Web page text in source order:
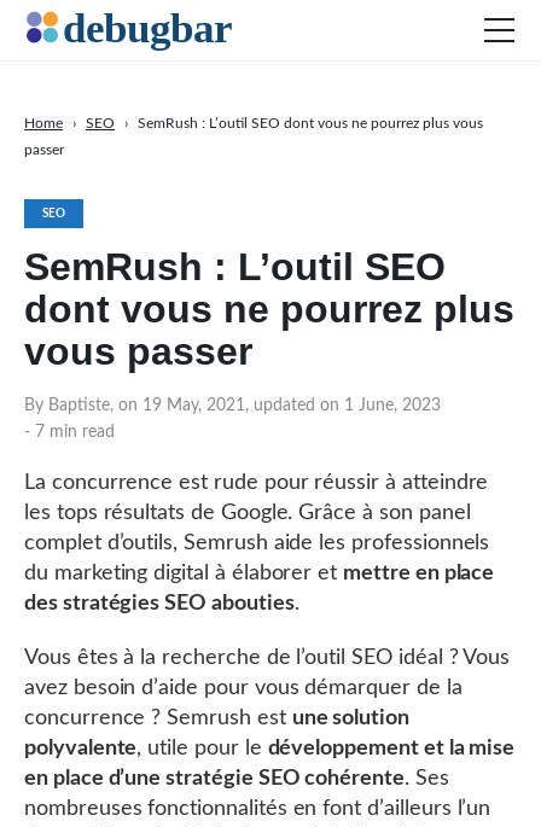
SEO
SemRush : L’outil SEO
dont vous ne pourrez plus
vous passer
By Baptiste, on 19 May, 2021, updated on 1 June, 2023
- 7 min read
Home › SEO ›
SemRush : L’outil SEO dont vous ne pourrez plus vous
passer
La concurrence est rude pour réussir à atteindre
les tops résultats de Google. Grâce à son panel
complet d’outils, Semrush aide les professionnels
du marketing digital à élaborer et mettre en place
des stratégies SEO abouties.
Vous êtes à la recherche de l’outil SEO idéal ? Vous
avez besoin d’aide pour vous démarquer de la
concurrence ? Semrush est une solution
polyvalente, utile pour le développement et la mise
en place d’une stratégie SEO cohérente. Ses
nombreuses fonctionnalités en font d’ailleurs l’un
SEO
Réseaux sociaux
DOWNLOAD DEBUGBAR